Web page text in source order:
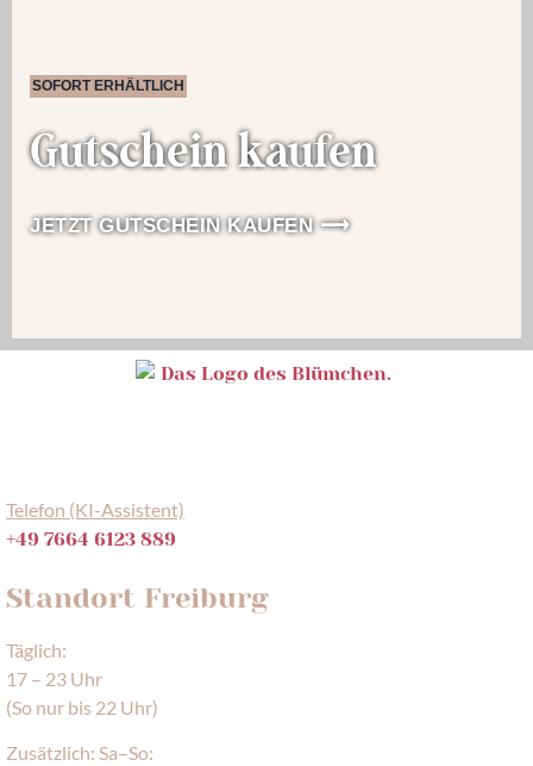
SOFORT ERHÄLTLICH
Gutschein kaufen
JETZT GUTSCHEIN KAUFEN ⟶
Telefon (KI-Assistent)
+49 7664 6123 889
Standort Freiburg
Täglich:
17 – 23 Uhr
(So nur bis 22 Uhr)
Zusätzlich: Sa–So: